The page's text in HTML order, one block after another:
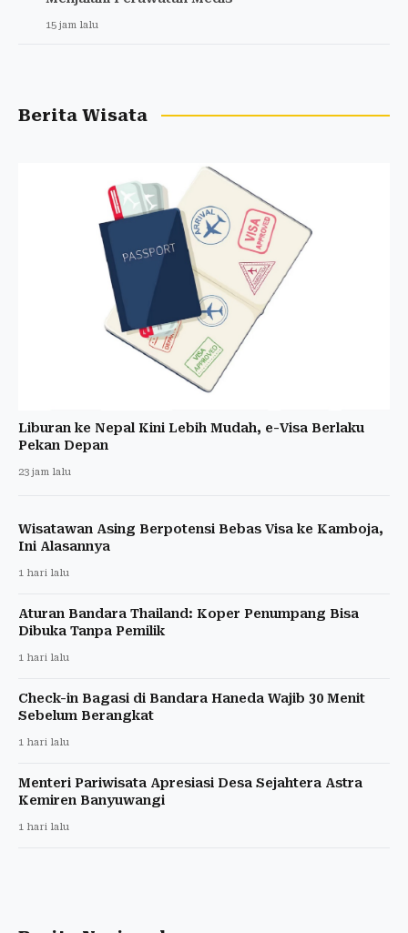
15 jam lalu
Berita Wisata
Liburan ke Nepal Kini Lebih Mudah, e-Visa Berlaku
Pekan Depan
23 jam lalu
Wisatawan Asing Berpotensi Bebas Visa ke Kamboja,
Ini Alasannya
1 hari lalu
Aturan Bandara Thailand: Koper Penumpang Bisa
Dibuka Tanpa Pemilik
1 hari lalu
Check-in Bagasi di Bandara Haneda Wajib 30 Menit
Sebelum Berangkat
1 hari lalu
Menteri Pariwisata Apresiasi Desa Sejahtera Astra
Kemiren Banyuwangi
1 hari lalu